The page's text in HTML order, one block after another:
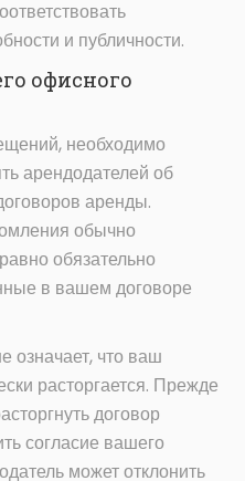
и публичности.
офисного
необходимо
арендодателей об
аренды.
обычно
обязательно
в вашем договоре
означает, что ваш
расторгается. Прежде
договор
согласие вашего
может отклонить